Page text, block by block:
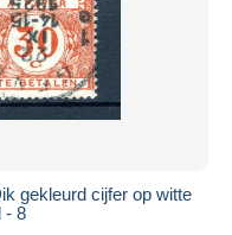
gekleurd cijfer op witte
- 8